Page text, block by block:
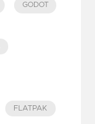
GODOT
FLATPAK